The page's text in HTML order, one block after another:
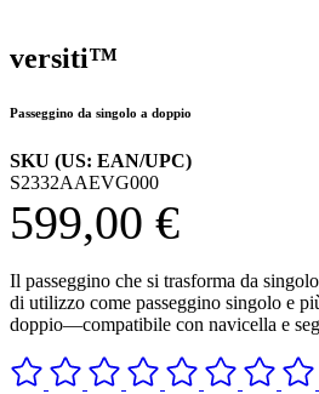
versiti™
Passeggino da singolo a doppio
SKU (US: EAN/UPC)
S2332AAEVG000
599,00 €
Il passeggino che si trasforma da
di utilizzo come passeggino singolo e
doppio—compatibile con navicella e